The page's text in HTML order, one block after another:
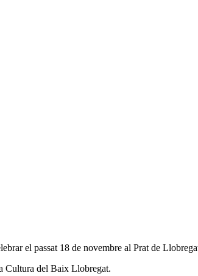
el passat 18 de novembre al Prat de
Cultura del Baix Llobregat.